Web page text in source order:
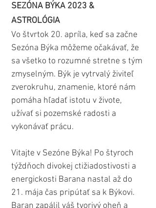
SEZÓNA BÝKA 2023 &
ASTROLÓGIA
Vo štvrtok 20. apríla, keď sa začne
Sezóna Býka môžeme očakávať, že
sa všetko to rozumné stretne s tým
zmyselným. Býk je vytrvalý živiteľ
zverokruhu, znamenie, ktoré nám
pomáha hľadať istotu v živote,
užívať si pozemské radosti a
vykonávať prácu.
Vitajte v Sezóne Býka! Po štyroch
týždňoch divokej ctižiadostivosti a
energickosti Barana nastal až do
21. mája čas pripútať sa k Býkovi.